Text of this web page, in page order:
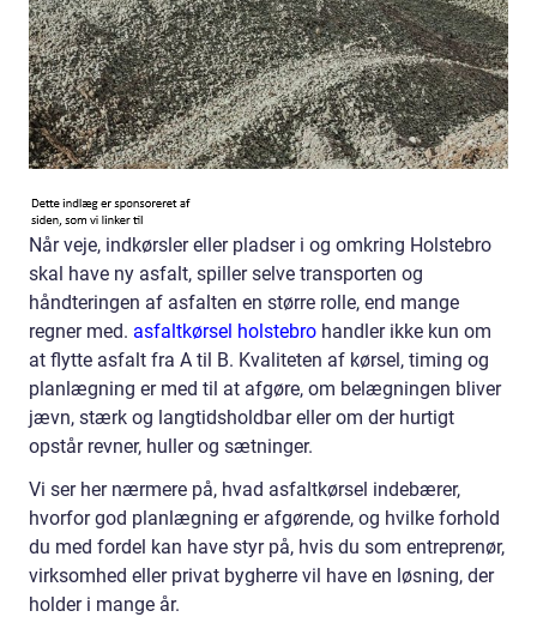
Når veje, indkørsler eller pladser i og omkring Holstebro
skal have ny asfalt, spiller selve transporten og
håndteringen af asfalten en større rolle, end mange
regner med. asfaltkørsel holstebro handler ikke kun om
at flytte asfalt fra A til B. Kvaliteten af kørsel, timing og
planlægning er med til at afgøre, om belægningen bliver
jævn, stærk og langtidsholdbar eller om der hurtigt
opstår revner, huller og sætninger.
Vi ser her nærmere på, hvad asfaltkørsel indebærer,
hvorfor god planlægning er afgørende, og hvilke forhold
du med fordel kan have styr på, hvis du som entreprenør,
virksomhed eller privat bygherre vil have en løsning, der
holder i mange år.